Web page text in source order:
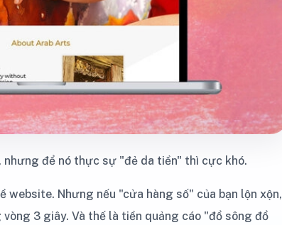
để nó thực sự "đẻ da tiền" thì cực khó.
website. Nhưng nếu "cửa hàng số" của bạn lộn xộn,
3 giây. Và thế là tiền quảng cáo "đổ sông đổ